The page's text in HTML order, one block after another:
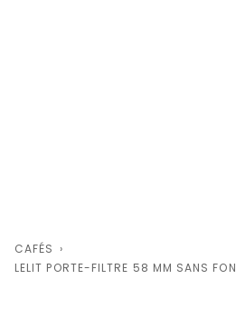
CAFÉS ›
LELIT PORTE-FILTRE 58 MM SANS